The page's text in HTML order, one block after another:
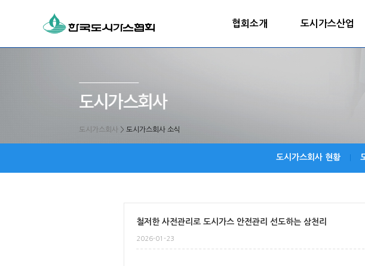
협회소개 도시가스산업
도시가스회사 > 도시가스회사 소식
도시가스회사 현황
철저한 사전관리로 도시가스 안전관리 선도하는 삼천리
2026-01-23